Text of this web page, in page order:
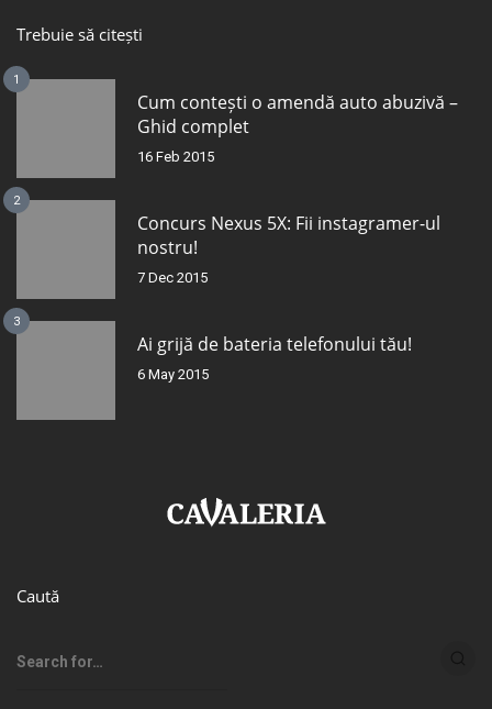
Trebuie să citești
1
Cum contești o amendă auto abuzivă –
Ghid complet
16 Feb 2015
2
Concurs Nexus 5X: Fii instagramer-ul
nostru!
7 Dec 2015
3
Ai grijă de bateria telefonului tău!
6 May 2015
Caută